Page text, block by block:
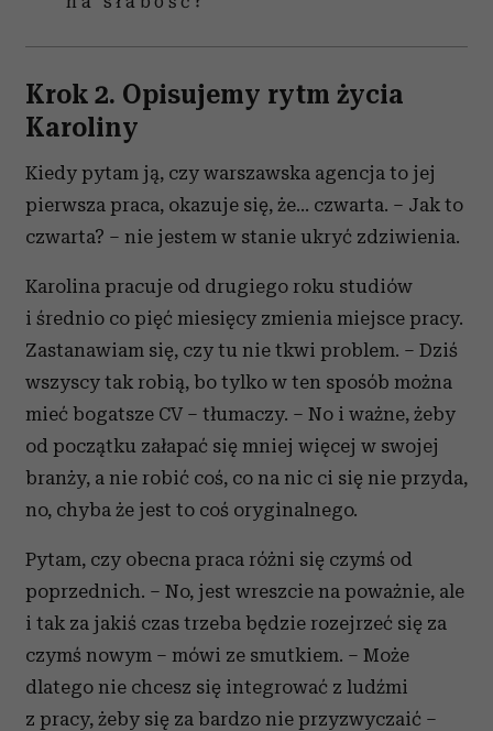
Krok 2. Opisujemy rytm życia
Karoliny
Kiedy pytam ją, czy warszawska agencja to jej
pierwsza praca, okazuje się, że… czwarta. – Jak to
czwarta? – nie jestem w stanie ukryć zdziwienia.
Karolina pracuje od drugiego roku studiów
i średnio co pięć miesięcy zmienia miejsce pracy.
Zastanawiam się, czy tu nie tkwi problem. – Dziś
wszyscy tak robią, bo tylko w ten sposób można
mieć bogatsze CV – tłumaczy. – No i ważne, żeby
od początku załapać się mniej więcej w swojej
branży, a nie robić coś, co na nic ci się nie przyda,
no, chyba że jest to coś oryginalnego.
Pytam, czy obecna praca różni się czymś od
poprzednich. – No, jest wreszcie na poważnie, ale
i tak za jakiś czas trzeba będzie rozejrzeć się za
czymś nowym – mówi ze smutkiem. – Może
dlatego nie chcesz się integrować z ludźmi
z pracy, żeby się za bardzo nie przyzwyczaić –